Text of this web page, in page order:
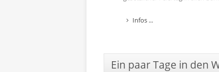
Infos ...
Ein paar Tage in den